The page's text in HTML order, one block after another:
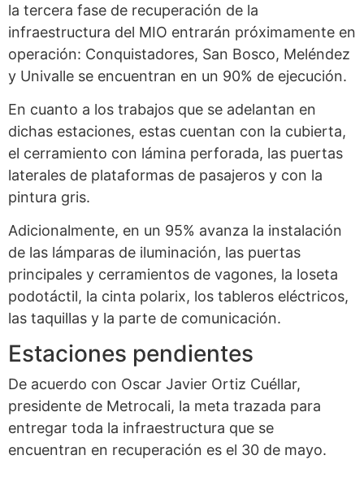
la tercera fase de recuperación de la
infraestructura del MIO entrarán próximamente en
operación: Conquistadores, San Bosco, Meléndez
y Univalle se encuentran en un 90% de ejecución.
En cuanto a los trabajos que se adelantan en
dichas estaciones, estas cuentan con la cubierta,
el cerramiento con lámina perforada, las puertas
laterales de plataformas de pasajeros y con la
pintura gris.
Adicionalmente, en un 95% avanza la instalación
de las lámparas de iluminación, las puertas
principales y cerramientos de vagones, la loseta
podotáctil, la cinta polarix, los tableros eléctricos,
las taquillas y la parte de comunicación.
Estaciones pendientes
De acuerdo con Oscar Javier Ortiz Cuéllar,
presidente de Metrocali, la meta trazada para
entregar toda la infraestructura que se
encuentran en recuperación es el 30 de mayo.